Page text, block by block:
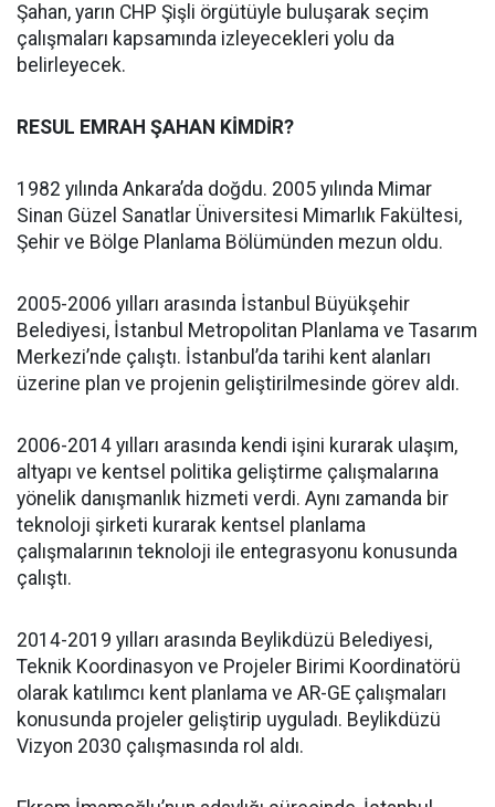
Şahan, yarın CHP Şişli örgütüyle buluşarak seçim
çalışmaları kapsamında izleyecekleri yolu da
belirleyecek.
RESUL EMRAH ŞAHAN KİMDİR?
1982 yılında Ankara’da doğdu. 2005 yılında Mimar
Sinan Güzel Sanatlar Üniversitesi Mimarlık Fakültesi,
Şehir ve Bölge Planlama Bölümünden mezun oldu.
2005-2006 yılları arasında İstanbul Büyükşehir
Belediyesi, İstanbul Metropolitan Planlama ve Tasarım
Merkezi’nde çalıştı. İstanbul’da tarihi kent alanları
üzerine plan ve projenin geliştirilmesinde görev aldı.
2006-2014 yılları arasında kendi işini kurarak ulaşım,
altyapı ve kentsel politika geliştirme çalışmalarına
yönelik danışmanlık hizmeti verdi. Aynı zamanda bir
teknoloji şirketi kurarak kentsel planlama
çalışmalarının teknoloji ile entegrasyonu konusunda
çalıştı.
2014-2019 yılları arasında Beylikdüzü Belediyesi,
Teknik Koordinasyon ve Projeler Birimi Koordinatörü
olarak katılımcı kent planlama ve AR-GE çalışmaları
konusunda projeler geliştirip uyguladı. Beylikdüzü
Vizyon 2030 çalışmasında rol aldı.